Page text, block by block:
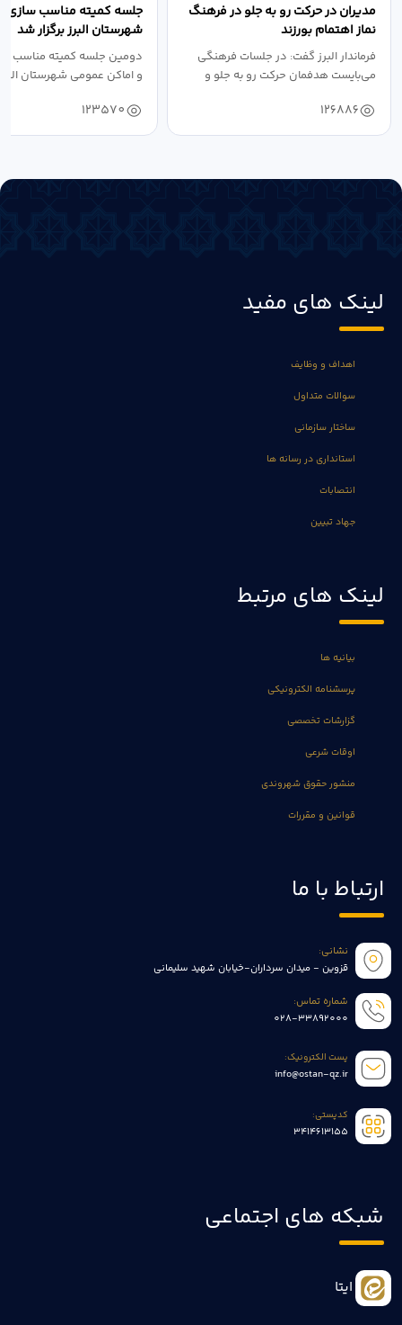
مدیران در حرکت رو به جلو در فرهنگ
نماز اهتمام بورزند
فرماندار البرز گفت: در جلسات فرهنگی
می‌بایست هدفمان حرکت رو به جلو و
126886
جلسه کمیته مناسب سازی
شهرستان البرز برگزار شد
دومین جلسه کمیته مناسب
و اماکن عمومی شهرستان
123570
لینک های مفید
اهداف و وظایف
سوالات متداول
ساختار سازمانی
استانداری در رسانه ها
انتصابات
جهاد تبیین
لینک های مرتبط
بیانیه ها
پرسشنامه الکترونیکی
گزارشات تخصصی
اوقات شرعی
منشور حقوق شهروندی
قوانین و مقررات
ارتباط با ما
نشانی:
قزوین - میدان سرداران-خیابان شهید سلیمانی
شماره تماس:
028-33892000
پست الکترونیک:
info@ostan-qz.ir
کدپستی:
3414613155
شبکه های اجتماعی
ایتا